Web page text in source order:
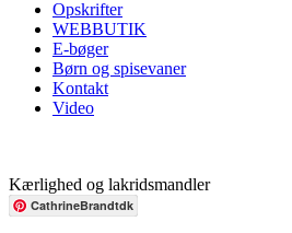
Opskrifter
WEBBUTIK
E-bøger
Børn og spisevaner
Kontakt
Video
Kærlighed og lakridsmandler
CathrineBrandtdk